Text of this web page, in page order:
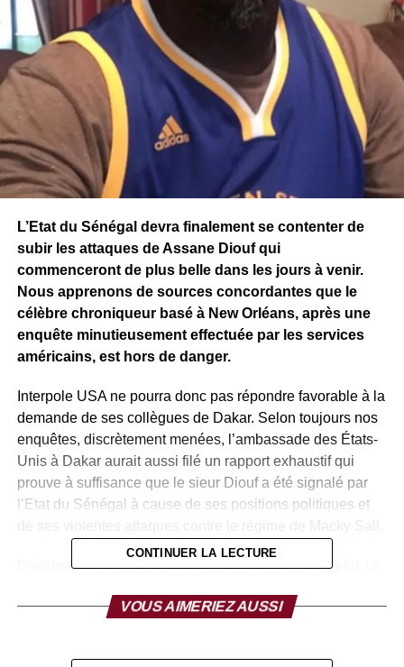
L’Etat du Sénégal devra finalement se contenter de
subir les attaques de Assane Diouf qui
commenceront de plus belle dans les jours à venir.
Nous apprenons de sources concordantes que le
célèbre chroniqueur basé à New Orléans, après une
enquête minutieusement effectuée par les services
américains, est hors de danger.
Interpole USA ne pourra donc pas répondre favorable à la
demande de ses collègues de Dakar. Selon toujours nos
enquêtes, discrètement menées, l’ambassade des États-
Unis à Dakar aurait aussi filé un rapport exhaustif qui
prouve à suffisance que le sieur Diouf a été signalé par
l’Etat du Sénégal à cause de ses positions politiques et
Dakarmidi a interrogé pour étayer la thèse du complot, un
depuis l’arrestation de l’activiste n’a cessé d’activer
CONTINUER LA LECTURE
VOUS AIMERIEZ AUSSI